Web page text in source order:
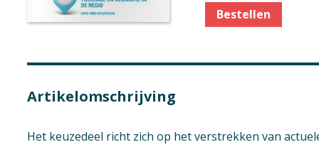
Bestellen
Artikelomschrijving
Het keuzedeel richt zich op het verstrekken van